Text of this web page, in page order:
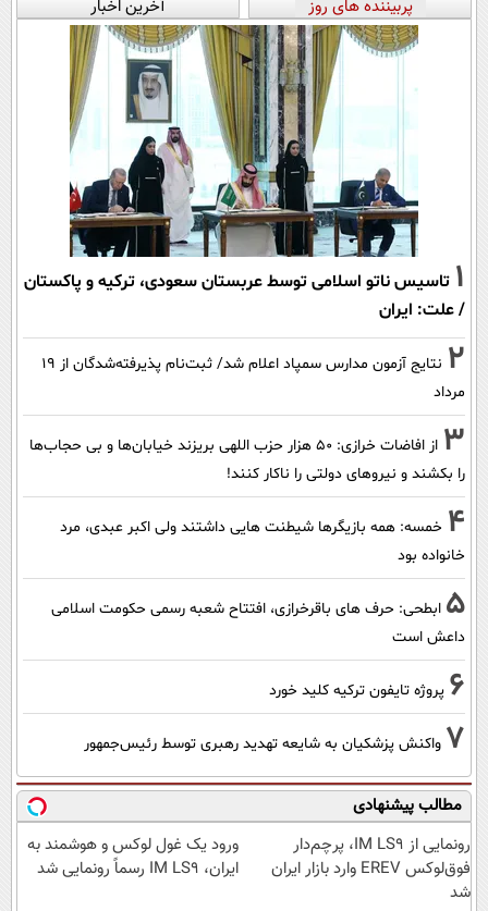
پربیننده های روز آخرین اخبار
1 تاسیس ناتو اسلامی توسط عربستان سعودی، ترکیه و پاکستان
/ علت: ایران
2
نتایج آزمون مدارس سمپاد اعلام شد/ ثبت‌نام پذیرفته‌شدگان از ۱۹
مرداد
3
از افاضات خرازی: ۵۰ هزار حزب اللهی بریزند خیابان‌ها و بی حجاب‌ها
را بکشند و نیرو‌های دولتی را ناکار کنند!
4 خمسه: همه بازیگرها شیطنت هایی داشتند ولی اکبر عبدی، مرد
خانواده بود
5 ابطحی: حرف های باقرخرازی، افتتاح شعبه رسمی حکومت اسلامی
داعش است
6 پروژه تایفون ترکیه کلید خورد
7 واکنش پزشکیان به شایعه تهدید رهبری توسط رئیس‌جمهور
مطالب پیشنهادی
رونمایی از IM LS9، پرچم‌دار
فوق‌لوکس EREV وارد بازار ایران
شد
ورود یک غول لوکس و هوشمند به
ایران، IM LS9 رسماً رونمایی شد